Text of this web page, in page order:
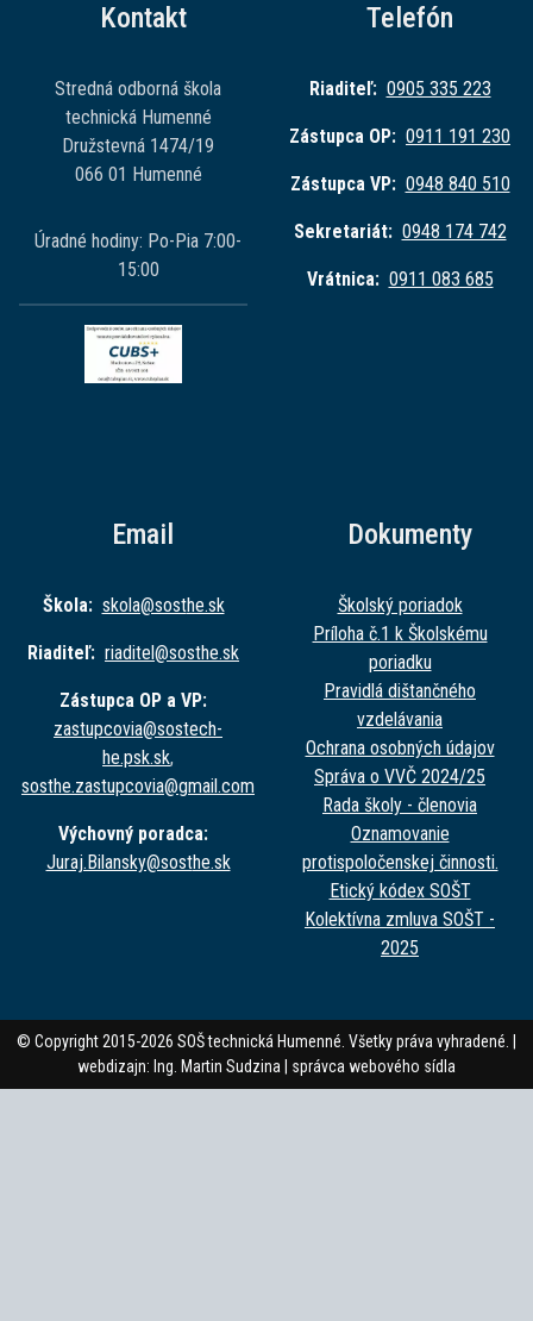
Kontakt
Stredná odborná škola
technická Humenné
Družstevná 1474/19
066 01 Humenné
Úradné hodiny: Po-Pia 7:00-
15:00
Telefón
Riaditeľ: 0905 335 223
Zástupca OP: 0911 191 230
Zástupca VP: 0948 840 510
Sekretariát: 0948 174 742
Vrátnica: 0911 083 685
Email
Škola: skola@sosthe.sk
Riaditeľ: riaditel@sosthe.sk
Zástupca OP a VP:
zastupcovia@sostech-
he.psk.sk,
sosthe.zastupcovia@gmail.com
Výchovný poradca:
Juraj.Bilansky@sosthe.sk
Dokumenty
Školský poriadok
Príloha č.1 k Školskému
poriadku
Pravidlá dištančného
vzdelávania
Ochrana osobných údajov
Správa o VVČ 2024/25
Rada školy - členovia
Oznamovanie
protispoločenskej činnosti.
Etický kódex SOŠT
Kolektívna zmluva SOŠT -
2025
© Copyright 2015-2026 SOŠ technická Humenné. Všetky práva vyhradené. |
webdizajn: Ing. Martin Sudzina | správca webového sídla